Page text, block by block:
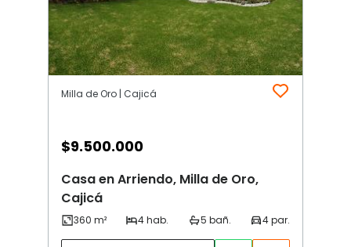
Milla de Oro | Cajicá
$9.500.000
Casa en Arriendo, Milla de Oro,
Cajicá